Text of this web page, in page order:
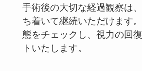
手術後の大切な経過観察は
ち着いて継続いただけます
態をチェックし、視力の回
トいたします。